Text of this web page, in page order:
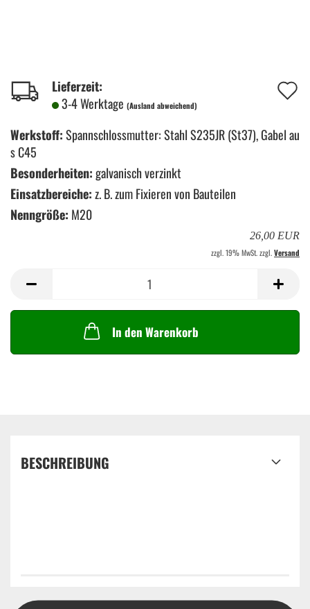
Lieferzeit:
3-4 Werktage (Ausland abweichend)
Werkstoff:Spannschlossmutter: Stahl S235JR (St37), Gabel au
s C45
Besonderheiten:galvanisch verzinkt
Einsatzbereiche:z. B. zum Fixieren von Bauteilen
Nenngröße: M20
26,00 EUR
zzgl. 19% MwSt. zzgl.Versand
In den Warenkorb
BESCHREIBUNG